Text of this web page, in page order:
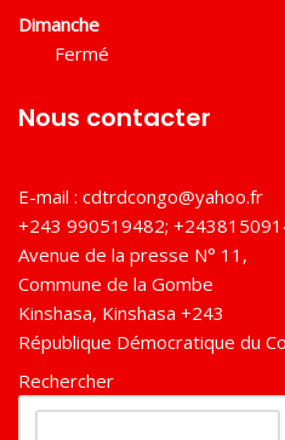
Dimanche
Fermé
Nous contacter
E-mail : cdtrdcongo@yahoo.fr
+243 990519482;
Avenue de la presse N° 11,
Commune de la Gombe
Kinshasa, Kinshasa +243
République Démocratique du
Rechercher